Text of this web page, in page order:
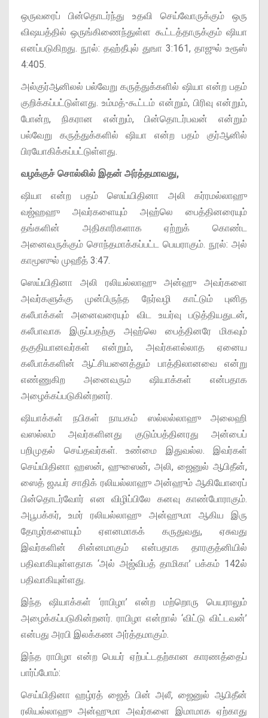
ஒருவரைப் பின்தொடர்ந்து உதவி செய்வோருக்கும் ஒரு
விஷயத்தில் ஒருங்கிணைந்துள்ள கூட்டத்தாருக்கும் ஷியா
எனப்படுகிறது. நூல்: தஹ்தீபுல் துஙா 3:161, தாஜுல் உரூஸ்
4:405.
அல்குர்ஆனிலல் பல்வேறு கருத்துக்களில் ஷியா என்ற பதம்
குறிக்கப்பட்டுள்ளது. உம்மத்-கூட்டம் என்றும், பிரிவு என்றும்,
போன்ற, நிகரான என்றும், பின்தொடர்பவன் என்றும்
பல்வேறு கருத்துக்களில் ஷியா என்ற பதம் குர்ஆனில்
பிரயோகிக்கப்பட்டுள்ளது.
வழக்குச் சொல்லில் இதன் அர்த்தமாவது,
ஷியா என்ற பதம் ஸெய்யிதினா அலி கர்ரமல்லாஹு
வஜ்ஹஹு அவர்களையும் அஹ்லெ பைத்தினரையும்
தங்களின் அதிகாரிகளாக ஏற்றுக் கொண்ட
அனைவருக்கும் சொந்தமாக்கப்பட்ட பெயராகும். நூல்: அல்
காமூஸுல் முஹீத் 3:47.
ஸெய்யிதினா அலி ரலியல்லாஹு அன்ஹு அவர்களை
அவர்களுக்கு முன்பிருந்த நேர்வழி காட்டும் புனித
கலீபாக்கள் அனைவரையும் விட உயர்வு படுத்தியதுடன்,
கலீபாவாக இருப்பதற்கு அஹ்லெ பைத்தினரே மிகவும்
தகுதியானவர்கள் என்றும், அவர்களல்லாத ஏனைய
கலீபாக்களின் ஆட்சியனைத்தும் பாத்திலானவை என்று
எண்ணுகிற அனைவரும் ஷியாக்கள் என்பதாக
அழைக்கப்படுகின்றனர்.
ஷியாக்கள் நபிகள் நாயகம் ஸல்லல்லாஹு அலைஹி
வஸல்லம் அவர்களினது குடும்பத்தினரது அன்பைப்
பறிமுதல் செய்தவர்கள். உண்மை இதுவல்ல. இவர்கள்
செய்யிதினா ஹஸன், ஹுஸைன், அலி, ஜைனுல் ஆபிதீன்,
ஸைத் ஜஃபர் சாதிக் ரலியல்லாஹு அன்ஹும் ஆகியோரைப்
பின்தொடர்வோர் என விழிப்பிலே கனவு காண்போராகும்.
அபூபக்கர், உமர் ரலியல்லாஹு அன்ஹுமா ஆகிய இரு
தோழர்களையும் ஏளனமாகக் கருதுவது, ஏசுவது
இவர்களின் சின்னமாகும் என்பதாக தாரகுத்னியில்
பதிவாகியுள்ளதாக ‘அல் அஜ்விபத் தாமிகா’ பக்கம் 142ல்
பதிவாகியுள்ளது.
இந்த ஷியாக்கள் ‘ராபிழா’ என்ற மற்றொரு பெயராலும்
அழைக்கப்படுகின்றனர். ராபிழா என்றால் ‘விட்டு விட்டவன்’
என்பது அரபி இலக்கண அர்த்தமாகும்.
இந்த ராபிழா என்ற பெயர் ஏற்பட்டதற்கான காரணத்தைப்
பார்ப்போம்:
செய்யிதினா ஹழ்ரத் ஜைத் பின் அலீ, ஜைனுல் ஆபிதீன்
ரலியல்லாஹு அன்ஹுமா அவர்களை இமாமாக ஏற்காது